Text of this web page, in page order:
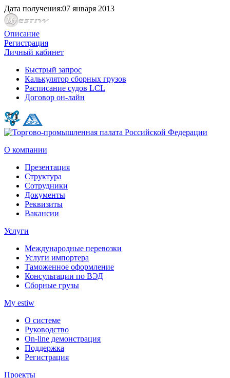
Дата получения:07 января 2013
Описание
Регистрация
Личный кабинет
Быстрый запрос
Калькулятор сборных грузов
Расписание судов LCL
Договор он-лайн
О компании
Презентация
Структура
Сотрудники
Документы
Реквизиты
Вакансии
Услуги
Международные перевозки
Услуги импортера
Таможенное оформление
Консультации по ВЭД
Сборные грузы
My estiw
О системе
Руководство
On-line демонстрация
Поддержка
Регистрация
Проекты